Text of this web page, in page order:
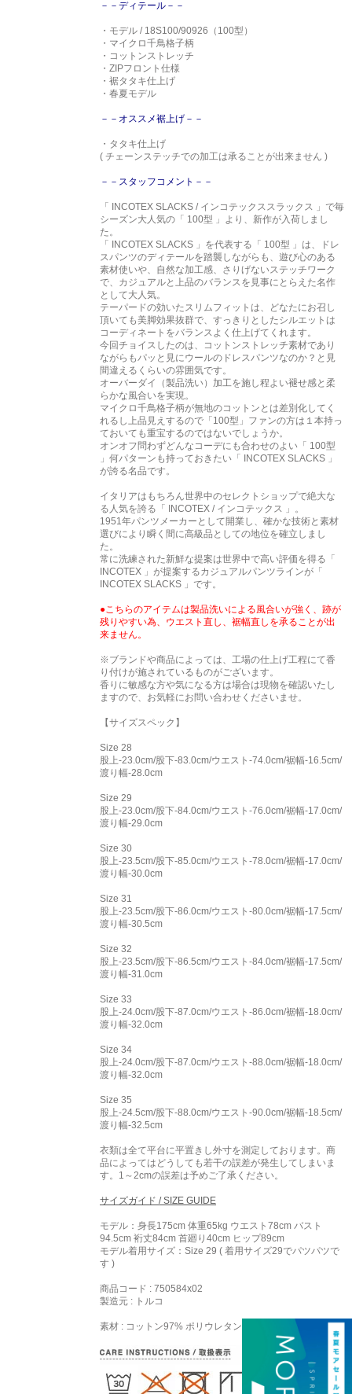
－－ディテール－－
・モデル / 18S100/90926（100型）
・マイクロ千鳥格子柄
・コットンストレッチ
・ZIPフロント仕様
・裾タタキ仕上げ
・春夏モデル
－－オススメ裾上げ－－
・タタキ仕上げ
( チェーンステッチでの加工は承ることが出来ません )
－－スタッフコメント－－
「 INCOTEX SLACKS / インコテックススラックス 」で毎
シーズン大人気の「 100型 」より、新作が入荷しまし
た。
「 INCOTEX SLACKS 」を代表する「 100型 」は、ドレ
スパンツのディテールを踏襲しながらも、遊び心のある
素材使いや、自然な加工感、さりげないステッチワーク
で、カジュアルと上品のバランスを見事にとらえた名作
として大人気。
テーパードの効いたスリムフィットは、どなたにお召し
頂いても美脚効果抜群で、すっきりとしたシルエットは
コーディネートをバランスよく仕上げてくれます。
今回チョイスしたのは、コットンストレッチ素材であり
ながらもパッと見にウールのドレスパンツなのか？と見
間違えるくらいの雰囲気です。
オーバーダイ（製品洗い）加工を施し程よい褪せ感と柔
らかな風合いを実現。
マイクロ千鳥格子柄が無地のコットンとは差別化してく
れるし上品見えするので「100型」ファンの方は１本持っ
ておいても重宝するのではないでしょうか。
オンオフ問わずどんなコーデにも合わせのよい「 100型
」何パターンも持っておきたい「 INCOTEX SLACKS 」
が誇る名品です。
イタリアはもちろん世界中のセレクトショップで絶大な
る人気を誇る「 INCOTEX / インコテックス 」。
1951年パンツメーカーとして開業し、確かな技術と素材
選びにより瞬く間に高級品としての地位を確立しまし
た。
常に洗練された新鮮な提案は世界中で高い評価を得る「
INCOTEX 」が提案するカジュアルパンツラインが「
INCOTEX SLACKS 」です。
●こちらのアイテムは製品洗いによる風合いが強く、跡が
残りやすい為、ウエスト直し、裾幅直しを承ることが出
来ません。
※ブランドや商品によっては、工場の仕上げ工程にて香
り付けが施されているものがございます。
香りに敏感な方や気になる方は場合は現物を確認いたし
ますので、お気軽にお問い合わせくださいませ。
【サイズスペック】
Size 28
股上-23.0cm/股下-83.0cm/ウエスト-74.0cm/裾幅-16.5cm/
渡り幅-28.0cm
Size 29
股上-23.0cm/股下-84.0cm/ウエスト-76.0cm/裾幅-17.0cm/
渡り幅-29.0cm
Size 30
股上-23.5cm/股下-85.0cm/ウエスト-78.0cm/裾幅-17.0cm/
渡り幅-30.0cm
Size 31
股上-23.5cm/股下-86.0cm/ウエスト-80.0cm/裾幅-17.5cm/
渡り幅-30.5cm
Size 32
股上-23.5cm/股下-86.5cm/ウエスト-84.0cm/裾幅-17.5cm/
渡り幅-31.0cm
Size 33
股上-24.0cm/股下-87.0cm/ウエスト-86.0cm/裾幅-18.0cm/
渡り幅-32.0cm
Size 34
股上-24.0cm/股下-87.0cm/ウエスト-88.0cm/裾幅-18.0cm/
渡り幅-32.0cm
Size 35
股上-24.5cm/股下-88.0cm/ウエスト-90.0cm/裾幅-18.5cm/
渡り幅-32.5cm
衣類は全て平台に平置きし外寸を測定しております。商
品によってはどうしても若干の誤差が発生してしまいま
す。1～2cmの誤差は予めご了承ください。
サイズガイド / SIZE GUIDE
モデル：身長175cm 体重65kg ウエスト78cm バスト
94.5cm 裄丈84cm 首廻り40cm ヒップ89cm
モデル着用サイズ： Size 29 ( 着用サイズ29でパツパツで
す )
商品コード : 750584x02
製造元 : トルコ
素材 : コットン97% ポリウレタン3%